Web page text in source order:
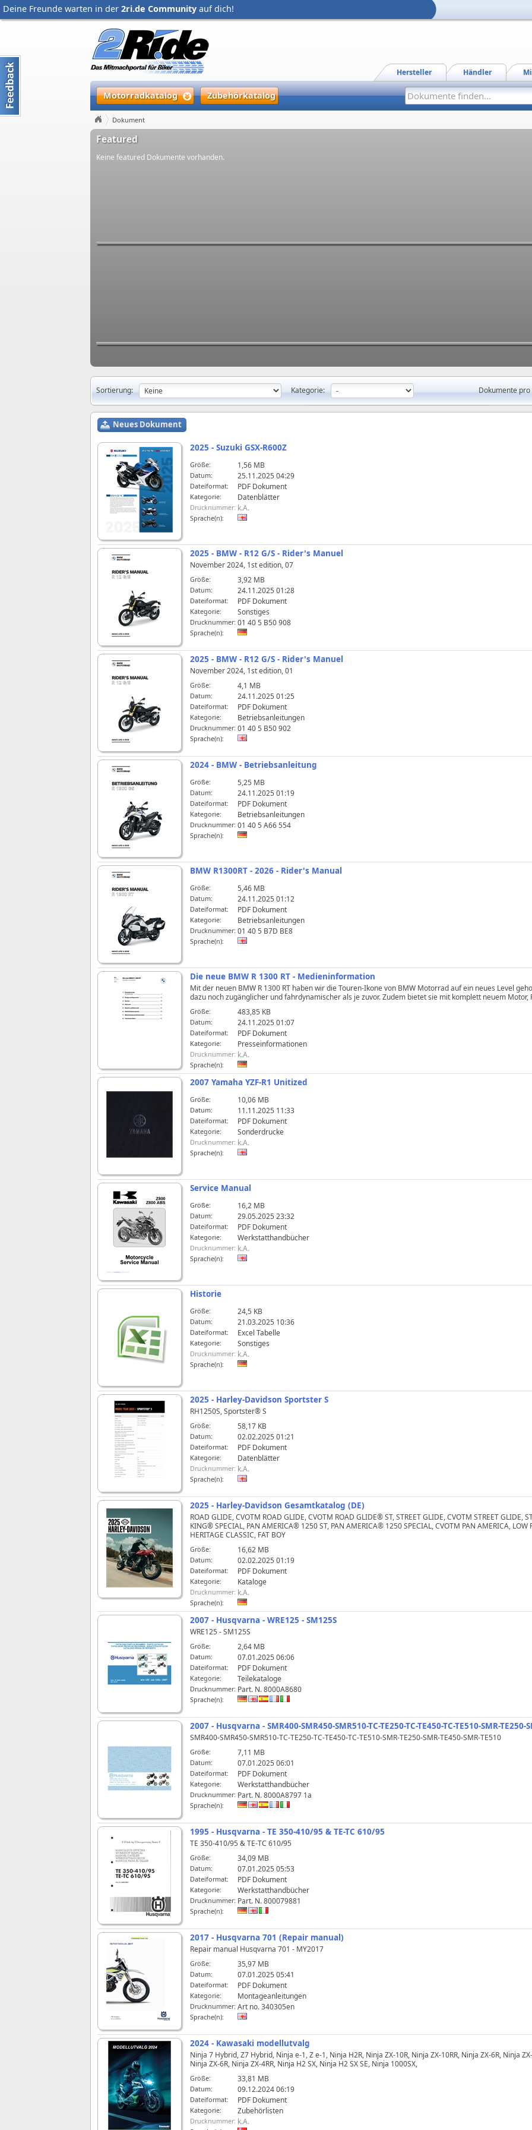
Deine Freunde warten in der 2ri.de Community auf dich!
Händler
Hersteller
Motorradkatalog Zubehörkatalog
Dokument
Featured
Keine featured Dokumente vorhanden.
Dokumente pro
Sortierung: Kategorie:
Neues Dokument
2025 - Suzuki GSX-R600Z
Größe: 1,56 MB
Datum: 25.11.2025 04:29
Dateiformat: PDF Dokument
Kategorie: Datenblätter
Drucknummer: k.A.
Sprache(n):
2025 - BMW - R12 G/S - Rider's Manuel
November 2024, 1st edition, 07
Größe: 3,92 MB
Datum: 24.11.2025 01:28
Dateiformat: PDF Dokument
Kategorie: Sonstiges
Drucknummer: 01 40 5 B50 908
Sprache(n):
2025 - BMW - R12 G/S - Rider's Manuel
November 2024, 1st edition, 01
Größe: 4,1 MB
Datum: 24.11.2025 01:25
Dateiformat: PDF Dokument
Kategorie: Betriebsanleitungen
Drucknummer: 01 40 5 B50 902
Sprache(n):
2024 - BMW - Betriebsanleitung
Größe: 5,25 MB
Datum: 24.11.2025 01:19
Dateiformat: PDF Dokument
Kategorie: Betriebsanleitungen
Drucknummer: 01 40 5 A66 554
Sprache(n):
BMW R1300RT - 2026 - Rider's Manual
Größe: 5,46 MB
Datum: 24.11.2025 01:12
Dateiformat: PDF Dokument
Kategorie: Betriebsanleitungen
Drucknummer: 01 40 5 B7D BE8
Sprache(n):
Die neue BMW R 1300 RT - Medieninformation
Mit der neuen BMW R 1300 RT haben wir die Touren-Ikone von BMW Motorrad auf ein neues Level
dazu noch zugänglicher und fahrdynamischer als je zuvor. Zudem bietet sie mit komplett neuem Motor,
Größe: 483,85 KB
Datum: 24.11.2025 01:07
Dateiformat: PDF Dokument
Kategorie: Presseinformationen
Drucknummer: k.A.
Sprache(n):
2007 Yamaha YZF-R1 Unitized
Größe: 10,06 MB
Datum: 11.11.2025 11:33
Dateiformat: PDF Dokument
Kategorie: Sonderdrucke
Drucknummer: k.A.
Sprache(n):
Service Manual
Größe: 16,2 MB
Datum: 29.05.2025 23:32
Dateiformat: PDF Dokument
Kategorie: Werkstatthandbücher
Drucknummer: k.A.
Sprache(n):
Historie
Größe: 24,5 KB
Datum: 21.03.2025 10:36
Dateiformat: Excel Tabelle
Kategorie: Sonstiges
Drucknummer: k.A.
Sprache(n):
2025 - Harley-Davidson Sportster S
RH1250S, Sportster® S
Größe: 58,17 KB
Datum: 02.02.2025 01:21
Dateiformat: PDF Dokument
Kategorie: Datenblätter
Drucknummer: k.A.
Sprache(n):
2025 - Harley-Davidson Gesamtkatalog (DE)
ROAD GLIDE, CVOTM ROAD GLIDE, CVOTM ROAD GLIDE® ST, STREET GLIDE, CVOTM STREET GLIDE,
KING® SPECIAL, PAN AMERICA® 1250 ST, PAN AMERICA® 1250 SPECIAL, CVOTM PAN AMERICA, LOW
HERITAGE CLASSIC, FAT BOY
Größe: 16,62 MB
Datum: 02.02.2025 01:19
Dateiformat: PDF Dokument
Kategorie: Kataloge
Drucknummer: k.A.
Sprache(n):
2007 - Husqvarna - WRE125 - SM125S
WRE125 - SM125S
Größe: 2,64 MB
Datum: 07.01.2025 06:06
Dateiformat: PDF Dokument
Kategorie: Teilekataloge
Drucknummer: Part. N. 8000A8680
Sprache(n):
2007 - Husqvarna - SMR400-SMR450-SMR510-TC-TE250-TC-TE450-TC-TE510-SMR-TE250-
SMR400-SMR450-SMR510-TC-TE250-TC-TE450-TC-TE510-SMR-TE250-SMR-TE450-SMR-TE510
Größe: 7,11 MB
Datum: 07.01.2025 06:01
Dateiformat: PDF Dokument
Kategorie: Werkstatthandbücher
Drucknummer: Part. N. 8000A8797 1a
Sprache(n):
1995 - Husqvarna - TE 350-410/95 & TE-TC 610/95
TE 350-410/95 & TE-TC 610/95
Größe: 34,09 MB
Datum: 07.01.2025 05:53
Dateiformat: PDF Dokument
Kategorie: Werkstatthandbücher
Drucknummer: Part. N. 800079881
Sprache(n):
2017 - Husqvarna 701 (Repair manual)
Repair manual Husqvarna 701 - MY2017
Größe: 35,97 MB
Datum: 07.01.2025 05:41
Dateiformat: PDF Dokument
Kategorie: Montageanleitungen
Drucknummer: Art no. 340305en
Sprache(n):
2024 - Kawasaki modellutvalg
Ninja 7 Hybrid, Z7 Hybrid, Ninja e-1, Z e-1, Ninja H2R, Ninja ZX-10R, Ninja ZX-10RR, Ninja ZX-6R, Ninja
Ninja ZX-6R, Ninja ZX-4RR, Ninja H2 SX, Ninja H2 SX SE, Ninja 1000SX,
Größe: 33,81 MB
Datum: 09.12.2024 06:19
Dateiformat: PDF Dokument
Kategorie: Zubehörlisten
Drucknummer: k.A.